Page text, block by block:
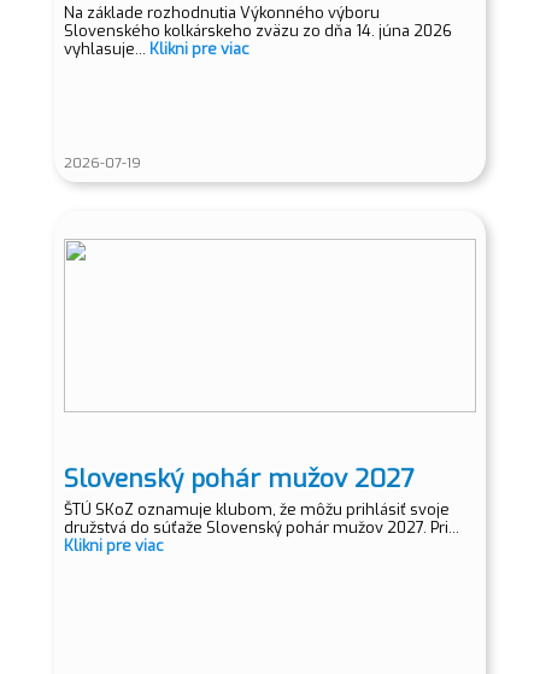
Na základe rozhodnutia Výkonného výboru
Slovenského kolkárskeho zväzu zo dňa 14. júna 2026
vyhlasuje... Klikni pre viac
2026-07-19
Slovenský pohár mužov 2027
ŠTÚ SKoZ oznamuje klubom, že môžu prihlásiť svoje
družstvá do súťaže Slovenský pohár mužov 2027. Pri...
Klikni pre viac